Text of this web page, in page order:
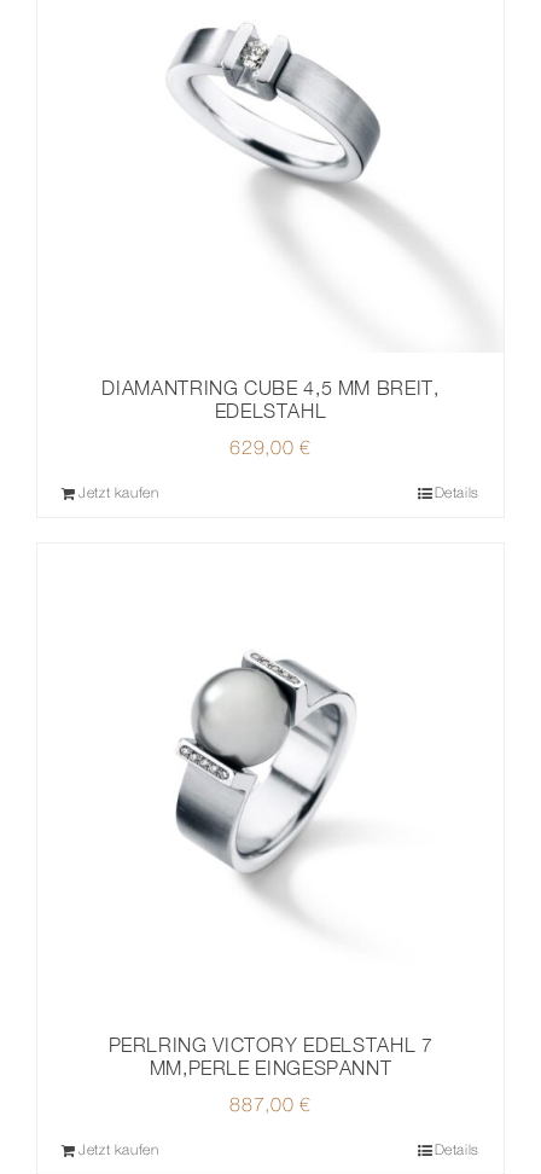
DIAMANTRING CUBE 4,5 MM BREIT,
EDELSTAHL
629,00 €
Jetzt kaufen Details
PERLRING VICTORY EDELSTAHL 7
MM,PERLE EINGESPANNT
887,00 €
Jetzt kaufen Details